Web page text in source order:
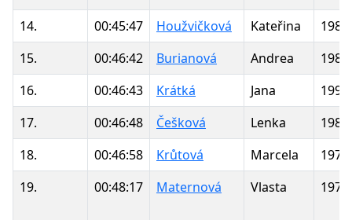
14. 00:45:47 Houžvičková Kateřina
1984
15.
00:46:42 Burianová Andrea
1989
16.
00:46:43 Krátká Jana
1992
17.
00:46:48 Češková Lenka
1985
18.
00:46:58 Krůtová Marcela
1971
19.
00:48:17 Maternová Vlasta 1977